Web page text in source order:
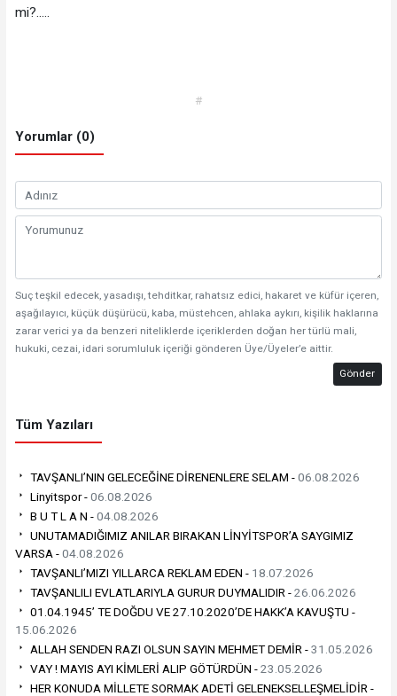
mi?.....
#
Yorumlar (0)
Suç teşkil edecek, yasadışı, tehditkar, rahatsız edici, hakaret ve küfür içeren,
aşağılayıcı, küçük düşürücü, kaba, müstehcen, ahlaka aykırı, kişilik haklarına
zarar verici ya da benzeri niteliklerde içeriklerden doğan her türlü mali,
hukuki, cezai, idari sorumluluk içeriği gönderen Üye/Üyeler’e aittir.
Gönder
Tüm Yazıları
TAVŞANLI’NIN GELECEĞİNE DİRENENLERE SELAM -06.08.2026
Linyitspor -06.08.2026
B U T L A N -04.08.2026
UNUTAMADIĞIMIZ ANILAR BIRAKAN LİNYİTSPOR’A SAYGIMIZ
VARSA -04.08.2026
TAVŞANLI’MIZI YILLARCA REKLAM EDEN - 18.07.2026
TAVŞANLILI EVLATLARIYLA GURUR DUYMALIDIR -26.06.2026
01.04.1945’ TE DOĞDU VE 27.10.2020’DE HAKK’A KAVUŞTU -
15.06.2026
ALLAH SENDEN RAZI OLSUN SAYIN MEHMET DEMİR -31.05.2026
VAY ! MAYIS AYI KİMLERİ ALIP GÖTÜRDÜN -23.05.2026
HER KONUDA MİLLETE SORMAK ADETİ GELENEKSELLEŞMELİDİR -